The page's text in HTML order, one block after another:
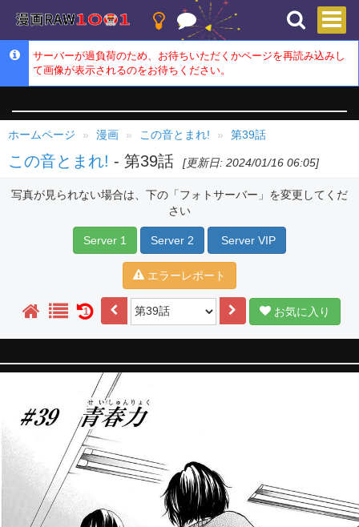
サーバーが過負荷のため、お待ちいただくかページを再読み込みし
て画像が表示されるのをお待ちください。
ホームページ 漫画 この音とまれ! 第39話
この音とまれ! - 第39話 [更新日: 2024/01/16 06:05]
写真が見られない場合は、下の「フォトサーバー」を変更してくだ
さい
Server 1 Server 2 Server VIP
エラーレポート
1 お気に入り